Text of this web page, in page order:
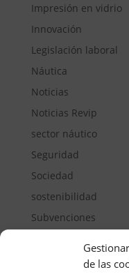
de las
Impresión en vidrio
Innovación
Legislación laboral
Náutica
Noticias
Noticias Revip
sector náutico
Seguridad
Sociedad
sostenibilidad
Subvenciones